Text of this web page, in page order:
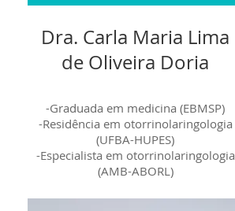
Dra. Carla Maria Lima
de Oliveira Doria
-Graduada em medicina (EBMSP)
-Residência em otorrinolaringologia
(UFBA-HUPES)
-Especialista em otorrinolaringologia
(AMB-ABORL)